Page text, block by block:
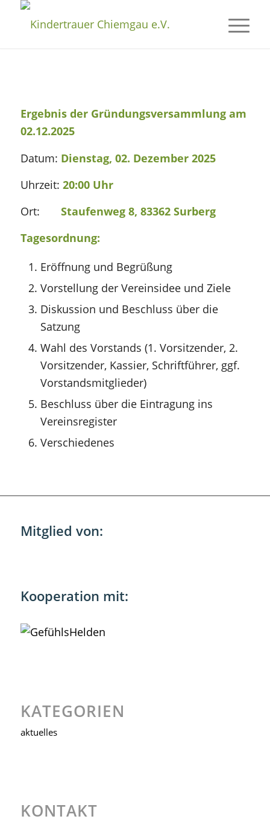
Ergebnis der Gründungsversammlung am
02.12.2025
Datum: Dienstag, 02. Dezember 2025
Uhrzeit: 20:00 Uhr
Ort: Staufenweg 8, 83362 Surberg
Tagesordnung:
Eröffnung und Begrüßung
Vorstellung der Vereinsidee und Ziele
Diskussion und Beschluss über die
Satzung
Wahl des Vorstands (1. Vorsitzender, 2.
Vorsitzender, Kassier, Schriftführer, ggf.
Vorstandsmitglieder)
Beschluss über die Eintragung ins
Vereinsregister
Verschiedenes
Mitglied von:
Kooperation mit:
KATEGORIEN
aktuelles
KONTAKT